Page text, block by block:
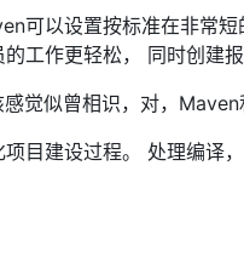
可以设置按标准在非常
工作更轻松， 同时创建
觉似曾相识，对，
目建设过程。 处理编译